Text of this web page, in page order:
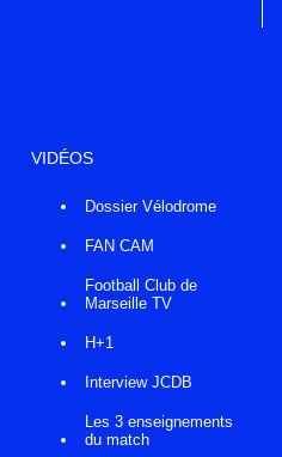
VIDÉOS
Dossier Vélodrome
FAN CAM
Football Club de
Marseille TV
H+1
Interview JCDB
Les 3 enseignements
du match